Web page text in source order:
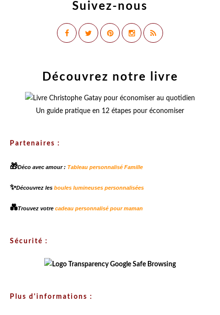
Suivez-nous
Découvrez notre livre
Un guide pratique en 12 étapes pour économiser
Partenaires :
🎁Déco avec amour : Tableau personnalisé Famille
✨Découvrez les boules lumineuses personnalisées
💑Trouvez votre cadeau personnalisé pour maman
Sécurité :
Plus d'informations :